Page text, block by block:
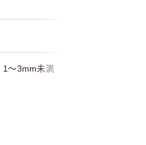
1～3mm未満